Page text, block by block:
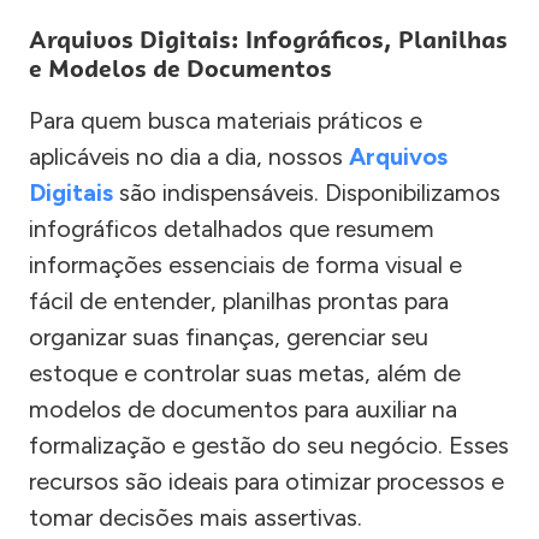
Arquivos Digitais: Infográficos, Planilhas
e Modelos de Documentos
Para quem busca materiais práticos e
aplicáveis no dia a dia, nossos Arquivos
Digitais são indispensáveis. Disponibilizamos
infográficos detalhados que resumem
informações essenciais de forma visual e
fácil de entender, planilhas prontas para
organizar suas finanças, gerenciar seu
estoque e controlar suas metas, além de
modelos de documentos para auxiliar na
formalização e gestão do seu negócio. Esses
recursos são ideais para otimizar processos e
tomar decisões mais assertivas.